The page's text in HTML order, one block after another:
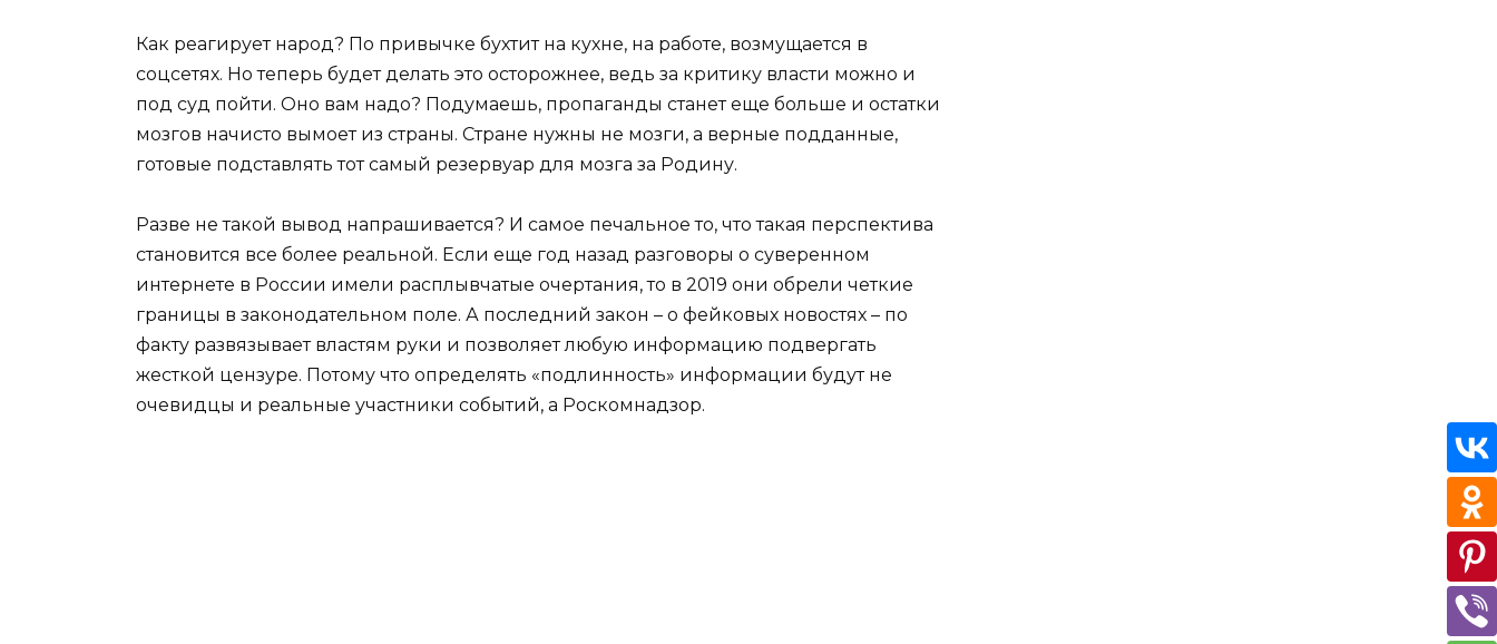
Как реагирует народ? По привычке бухтит на кухне, на работе, возмущается в
соцсетях. Но теперь будет делать это осторожнее, ведь за критику власти можно и
под суд пойти. Оно вам надо? Подумаешь, пропаганды станет еще больше и остатки
мозгов начисто вымоет из страны. Стране нужны не мозги, а верные подданные,
готовые подставлять тот самый резервуар для мозга за Родину.
Разве не такой вывод напрашивается? И самое печальное то, что такая перспектива
становится все более реальной. Если еще год назад разговоры о суверенном
интернете в России имели расплывчатые очертания, то в 2019 они обрели четкие
границы в законодательном поле. А последний закон – о фейковых новостях – по
факту развязывает властям руки и позволяет любую информацию подвергать
жесткой цензуре. Потому что определять «подлинность» информации будут не
очевидцы и реальные участники событий, а Роскомнадзор.